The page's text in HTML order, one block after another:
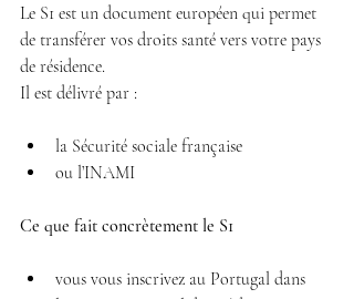
Le S1 est un document européen qui permet
de transférer vos droits santé vers votre pays
de résidence.
Il est délivré par :
la Sécurité sociale française
ou l’INAMI
Ce que fait concrètement le S1
vous vous inscrivez au Portugal dans